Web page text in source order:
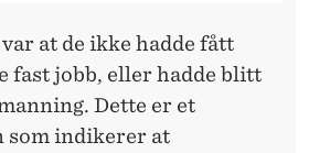
at de ikke hadde fått
fast jobb, eller hadde blitt
Dette er et
som indikerer at